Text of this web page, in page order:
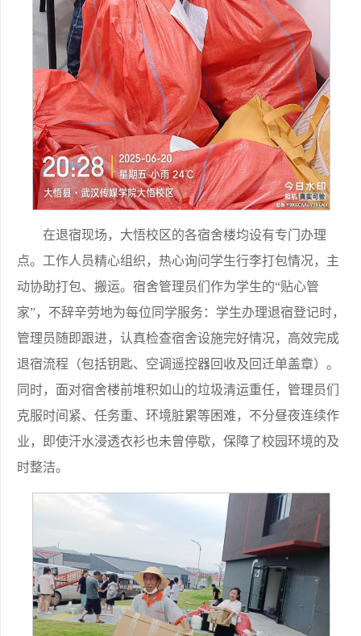
在退宿现场，大悟校区的各宿舍楼均设有专门办理
点。工作人员精心组织，热心询问学生行李打包情况，主
动协助打包、搬运。宿舍管理员们作为学生的“贴心管
家”，不辞辛劳地为每位同学服务：学生办理退宿登记时，
管理员随即跟进，认真检查宿舍设施完好情况，高效完成
退宿流程（包括钥匙、空调遥控器回收及回迁单盖章）。
同时，面对宿舍楼前堆积如山的垃圾清运重任，管理员们
克服时间紧、任务重、环境脏累等困难，不分昼夜连续作
业，即使汗水浸透衣衫也未曾停歇，保障了校园环境的及
时整洁。